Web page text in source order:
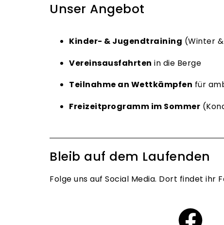
Unser Angebot
Kinder- & Jugendtraining (Winter
Vereinsausfahrten in die Berge
Teilnahme an Wettkämpfen für
Freizeitprogramm im Sommer
Bleib auf dem Laufenden
Folge uns auf Social Media. Dort findet ihr